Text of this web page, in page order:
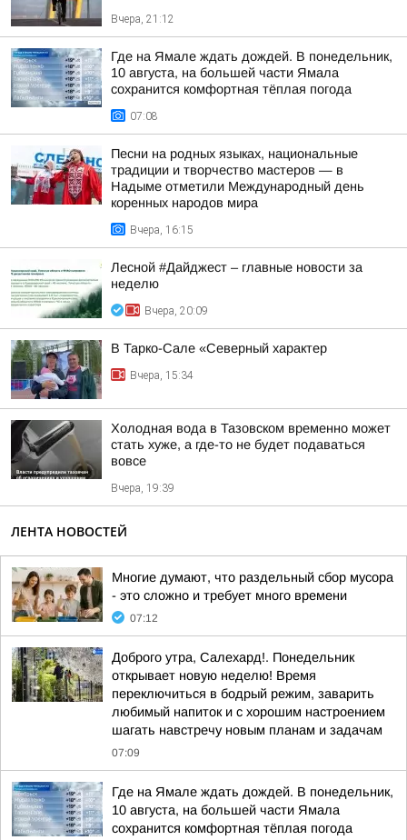
Вчера, 21:12
Где на Ямале ждать дождей. В понедельник,
10 августа, на большей части Ямала
сохранится комфортная тёплая погода
07:08
Песни на родных языках, национальные
традиции и творчество мастеров — в
Надыме отметили Международный день
коренных народов мира
Вчера, 16:15
Лесной #Дайджест – главные новости за
неделю
Вчера, 20:09
В Тарко-Сале «Северный характер
Вчера, 15:34
Холодная вода в Тазовском временно может
стать хуже, а где-то не будет подаваться
вовсе
Вчера, 19:39
ЛЕНТА НОВОСТЕЙ
Многие думают, что раздельный сбор мусора
- это сложно и требует много времени
07:12
Доброго утра, Салехард!. Понедельник
открывает новую неделю! Время
переключиться в бодрый режим, заварить
любимый напиток и с хорошим настроением
шагать навстречу новым планам и задачам
07:09
Где на Ямале ждать дождей. В понедельник,
10 августа, на большей части Ямала
сохранится комфортная тёплая погода